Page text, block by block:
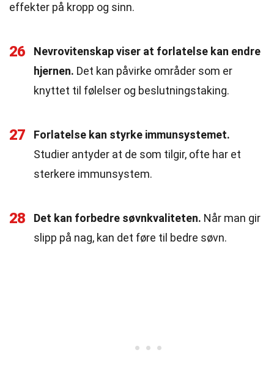
effekter på kropp og sinn.
26
Nevrovitenskap viser at forlatelse kan endre
hjernen. Det kan påvirke områder som er
knyttet til følelser og beslutningstaking.
27
Forlatelse kan styrke immunsystemet.
Studier antyder at de som tilgir, ofte har et
sterkere immunsystem.
28 Det kan forbedre søvnkvaliteten. Når man gir
slipp på nag, kan det føre til bedre søvn.